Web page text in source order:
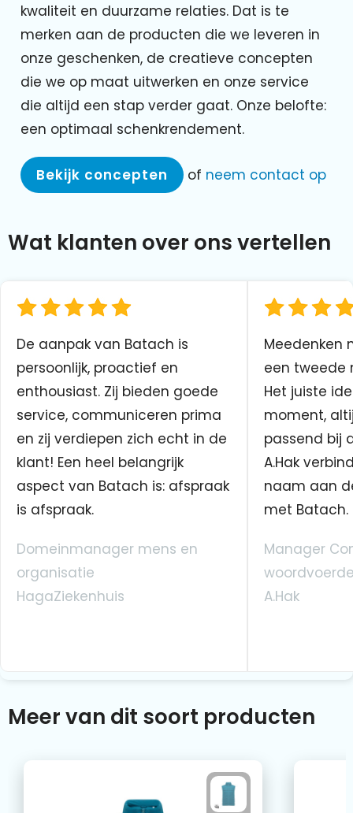
kwaliteit en duurzame relaties. Dat is te
merken aan de producten die we leveren in
onze geschenken, de creatieve concepten
die we op maat uitwerken en onze service
die altijd een stap verder gaat. Onze belofte:
een optimaal schenkrendement.
Bekijk concepten of neem contact op
Wat klanten over ons vertellen
De aanpak van Batach is
persoonlijk, proactief en
enthousiast. Zij bieden goede
service, communiceren prima
en zij verdiepen zich echt in de
klant! Een heel belangrijk
aspect van Batach is: afspraak
is afspraak.
Domeinmanager mens en
organisatie
HagaZiekenhuis
Meedenken
een tweede
Het juiste
moment,
passend bij
A.Hak
naam aan
met Batach.
Manager
A.Hak
Meer van dit soort producten